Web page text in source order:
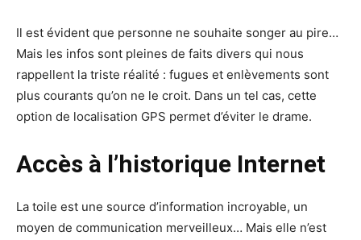
Il est évident que personne ne souhaite songer au pire…
Mais les infos sont pleines de faits divers qui nous
rappellent la triste réalité : fugues et enlèvements sont
plus courants qu’on ne le croit. Dans un tel cas, cette
option de localisation GPS permet d’éviter le drame.
Accès à l’historique Internet
La toile est une source d’information incroyable, un
moyen de communication merveilleux… Mais elle n’est